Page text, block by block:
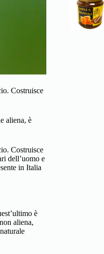
Costruisce
aliena, è
Costruisce
dell’uomo e
in Italia
è
aliena,